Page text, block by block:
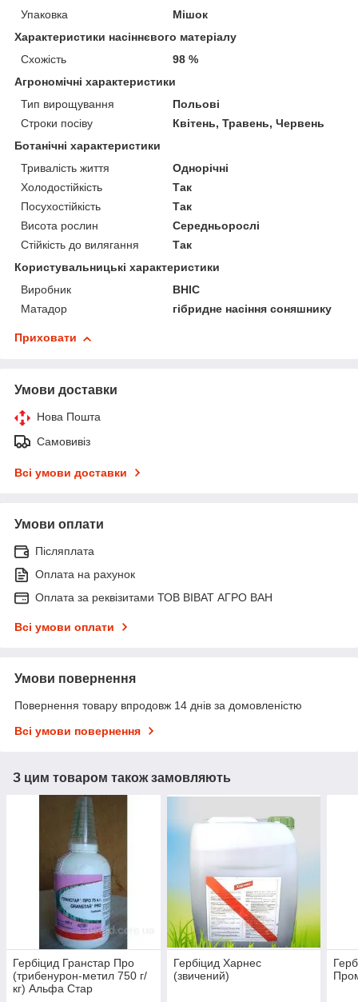
Упаковка
Мішок
Характеристики насіннєвого матеріалу
Схожість
98 %
Агрономічні характеристики
Тип вирощування
Польові
Строки посіву
Квітень, Травень, Червень
Ботанічні характеристики
Тривалість життя
Однорічні
Холодостійкість
Так
Посухостійкість
Так
Висота рослин
Середньорослі
Стійкість до вилягання
Так
Користувальницькі характеристики
Виробник
ВНІС
Матадор
гібридне насіння соняшнику
Приховати
Умови доставки
Нова Пошта
Самовивіз
Всі умови доставки
Умови оплати
Післяплата
Оплата на рахунок
Оплата за реквізитами ТОВ ВІВАТ АГРО ВАН
Всі умови оплати
Умови повернення
Повернення товару впродовж 14 днів за домовленістю
Всі умови повернення
З цим товаром також замовляють
Гербіцид Гранстар Про
(трибенурон-метил 750 г/
кг) Альфа Стар
Гербіцид Харнес
(звичений)